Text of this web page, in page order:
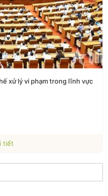
xử lý vi phạm trong lĩnh vực
tiết